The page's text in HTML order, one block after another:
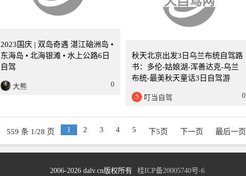
2023国庆 | 双岛奇遇 湛江硇洲岛 •
东海岛 • 北海银滩 • 水上公路6日
自驾
大熊 0
秋天北京出发3日乌兰布统自驾路
书：多伦-姑娘湖-浑善达克-乌兰
布统-最美秋天童话3日自驾游
叮当自驾 0
559 条 1/28 页 1 2 3 4 5 下5页 下一页 最后一页
2006-2026 dalv.cn版权所有 桂ICP备20005740号-6